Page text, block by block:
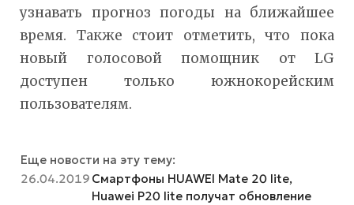
узнавать прогноз погоды на ближайшее
время. Также стоит отметить, что пока
новый голосовой помощник от LG
доступен только южнокорейским
пользователям.
Еще новости на эту тему:
26.04.2019 Смартфоны HUAWEI Mate 20 lite,
Huawei P20 lite получат обновление